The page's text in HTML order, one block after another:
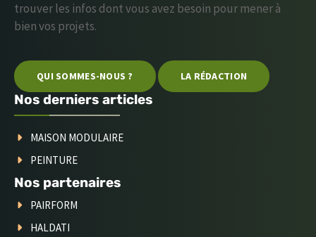
trouver les infos dont vous avez besoin pour mener à
bien vos projets.
QUI SOMMES-NOUS ? LA RÉDACTION
Nos derniers articles
MAISON MODULAIRE
PEINTURE
Nos partenaires
PAIRFORM
HALDATI